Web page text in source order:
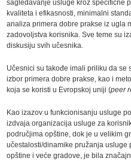
sagledavanje usluge kroz specifične
kvaliteta i efikasnosti, minimalni
analiza primera dobre prakse iz ugla
zadovoljstva korisnika. Sve teme su
diskusiju svih učesnika.
Učesnici su takođe imali priliku da se
izbor primera dobre prakse, kao i
koja se koristi u Evropskoj uniji (peer
Kao izazov u funkcionisanju usluge
izdvaja organizacija usluge za
područjima opštine, dok je u velikim
učestalosti/dinamike pružanja usluge
opštine i veće gradove, je bila